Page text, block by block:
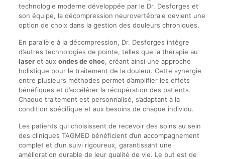
technologie moderne développée par le Dr. Desforges et
son équipe, la décompression neurovertébrale devient une
option de choix dans la gestion des douleurs chroniques.
En parallèle à la décompression, Dr. Desforges intègre
d’autres technologies de pointe, telles que la thérapie au
laseret aux ondes de choc, créant ainsi une approche
holistique pour le traitement de la douleur. Cette synergie
entre plusieurs méthodes permet d’amplifier les effets
bénéfiques et d’accélérer la récupération des patients.
Chaque traitement est personnalisé, s’adaptant à la
condition spécifique et aux besoins de chaque individu.
Les patients qui choisissent de recevoir des soins au sein
des cliniques TAGMED bénéficient d’un accompagnement
complet et d’un suivi rigoureux, garantissant une
amélioration durable de leur qualité de vie. Le but est de